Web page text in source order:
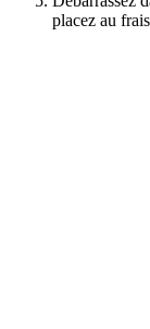
placez au